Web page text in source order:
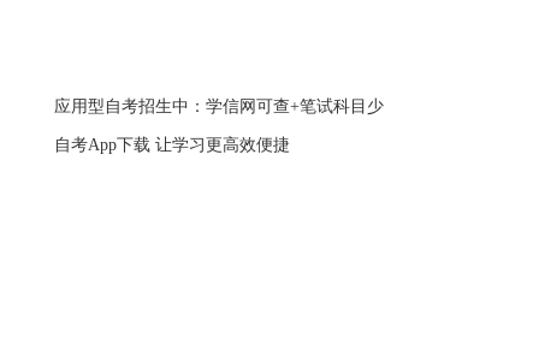
应用型自考招生中：学信网可查+笔试科目少
自考App下载 让学习更高效便捷